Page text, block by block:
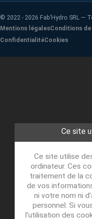
© 2022 - 2026 Fab’Hydro SRL —
Mentions légalesConditions
ConfidentialitéCookies
Ce site
Ce site utilise
ordinateur. Ces
traitement de la
de vos
ni votre nom ni
personnel. Si
l'utilisation des